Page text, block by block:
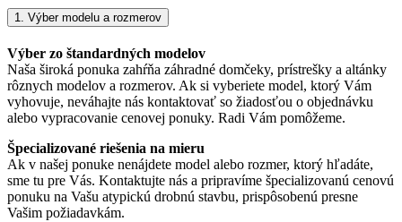
1. Výber modelu a rozmerov
Výber zo štandardných modelov
Naša široká ponuka zahŕňa záhradné domčeky, prístrešky a altánky
rôznych modelov a rozmerov. Ak si vyberiete model, ktorý Vám
vyhovuje, neváhajte nás kontaktovať so žiadosťou o objednávku
alebo vypracovanie cenovej ponuky. Radi Vám pomôžeme.
Špecializované riešenia na mieru
Ak v našej ponuke nenájdete model alebo rozmer, ktorý hľadáte,
sme tu pre Vás. Kontaktujte nás a pripravíme špecializovanú cenovú
ponuku na Vašu atypickú drobnú stavbu, prispôsobenú presne
Vašim požiadavkám.